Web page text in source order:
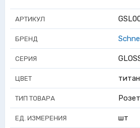
АРТИКУЛ
БРЕНД
СЕРИЯ
ЦВЕТ титан
ТИП ТОВАРА
ЕД. ИЗМЕРЕНИЯ шт